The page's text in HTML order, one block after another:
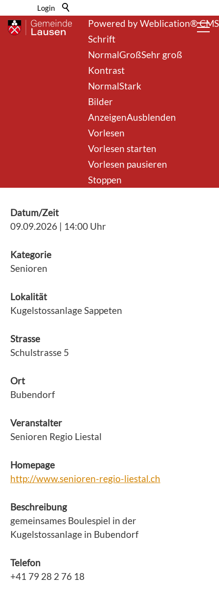
Powered by Weblication® CMS
Schrift
NormalGroßSehr groß
Kontrast
NormalStark
Bilder
AnzeigenAusblenden
Vorlesen
Vorlesen starten
Vorlesen pausieren
Stoppen
Login
zurück zur Übersicht
Boulespiel der Senioren
Regio Liestal
Datum/Zeit
09.09.2026 | 14:00 Uhr
Kategorie
Senioren
Lokalität
Kugelstossanlage Sappeten
Strasse
Schulstrasse 5
Ort
Bubendorf
Veranstalter
Senioren Regio Liestal
Homepage
http://www.senioren-regio-liestal.ch
Beschreibung
gemeinsames Boulespiel in der
Kugelstossanlage in Bubendorf
Telefon
+41 79 28 2 76 18